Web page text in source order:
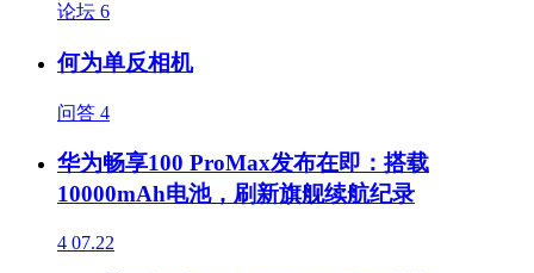
论坛 6
何为单反相机
问答 4
华为畅享100 ProMax发布在即：搭载
10000mAh电池，刷新旗舰续航纪录
4 07.22